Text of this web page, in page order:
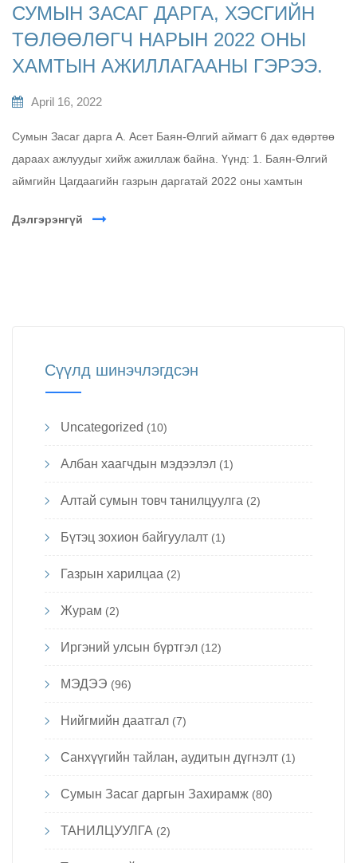
СУМЫН ЗАСАГ ДАРГА, ХЭСГИЙН
ТӨЛӨӨЛӨГЧ НАРЫН 2022 ОНЫ
ХАМТЫН АЖИЛЛАГААНЫ ГЭРЭЭ.
April 16, 2022
Сумын Засаг дарга А. Асет Баян-Өлгий аймагт 6 дах өдөртөө
дараах ажлуудыг хийж ажиллаж байна. Үүнд: 1. Баян-Өлгий
аймгийн Цагдаагийн газрын даргатай 2022 оны хамтын
Дэлгэрэнгүй
Сүүлд шинэчлэгдсэн
Uncategorized (10)
Албан хаагчдын мэдээлэл (1)
Алтай сумын товч танилцуулга (2)
Бүтэц зохион байгуулалт (1)
Газрын харилцаа (2)
Журам (2)
Иргэний улсын бүртгэл (12)
МЭДЭЭ (96)
Нийгмийн даатгал (7)
Санхүүгийн тайлан, аудитын дүгнэлт (1)
Сумын Засаг даргын Захирамж (80)
ТАНИЛЦУУЛГА (2)